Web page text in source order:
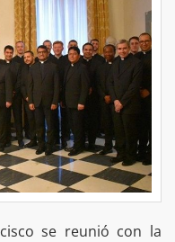
se reunió con la